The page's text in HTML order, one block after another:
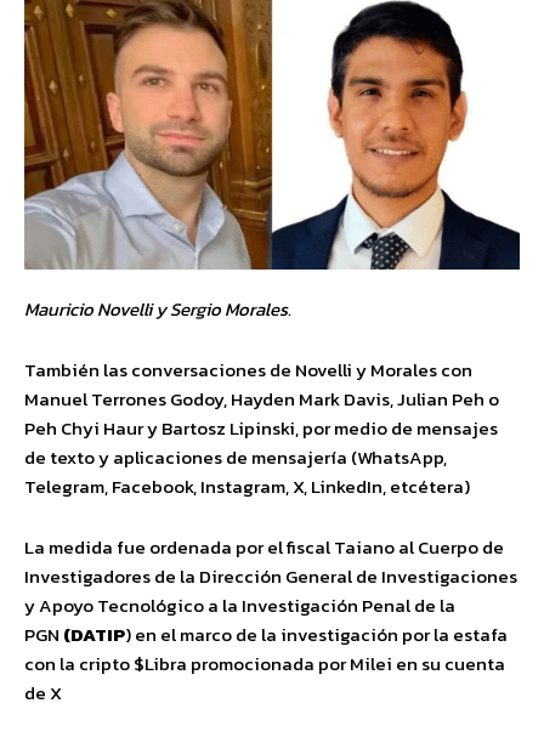
Mauricio Novelli y Sergio Morales.
También las conversaciones de Novelli y Morales con
Manuel Terrones Godoy, Hayden Mark Davis, Julian Peh o
Peh Chyi Haur y Bartosz Lipinski, por medio de mensajes
de texto y aplicaciones de mensajería (WhatsApp,
Telegram, Facebook, Instagram, X, LinkedIn, etcétera)
La medida fue ordenada por el fiscal Taiano al Cuerpo de
Investigadores de la Dirección General de Investigaciones
y Apoyo Tecnológico a la Investigación Penal de la
PGN (DATIP) en el marco de la investigación por la estafa
con la cripto $Libra promocionada por Milei en su cuenta
de X